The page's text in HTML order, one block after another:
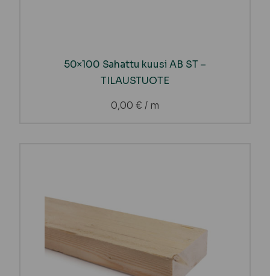
50×100 Sahattu kuusi AB ST –
TILAUSTUOTE
0,00 € / m